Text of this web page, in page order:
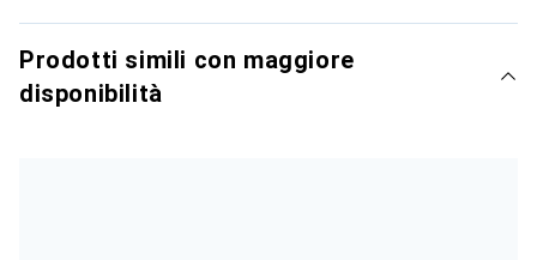
Prodotti simili con maggiore
disponibilità